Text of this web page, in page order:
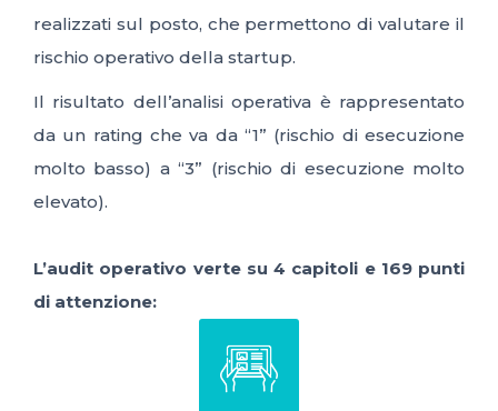
realizzati sul posto, che permettono di valutare il
rischio operativo della startup.
Il risultato dell’analisi operativa è rappresentato
da un rating che va da “1” (rischio di esecuzione
molto basso) a “3” (rischio di esecuzione molto
elevato).
L’audit operativo verte su 4 capitoli e 169 punti
di attenzione: